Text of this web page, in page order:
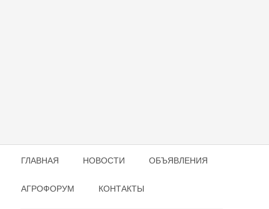
ГЛАВНАЯ НОВОСТИ ОБЪЯВЛЕНИЯ
АГРОФОРУМ КОНТАКТЫ